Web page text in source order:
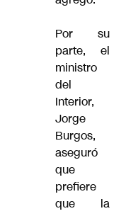
Por su
parte, el
ministro
del
Interior,
Jorge
Burgos,
aseguró
que
prefiere
que la